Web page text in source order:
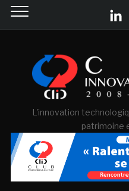
L'innovation
patrimoine